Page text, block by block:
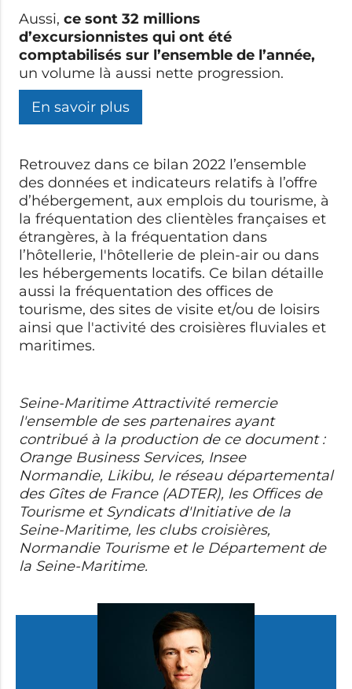
Aussi, ce sont 32 millions
d’excursionnistes qui ont été
comptabilisés sur l’ensemble de l’année,
un volume là aussi nette progression.
En savoir plus
Retrouvez dans ce bilan 2022 l’ensemble
des données et indicateurs relatifs à l’offre
d’hébergement, aux emplois du tourisme, à
la fréquentation des clientèles françaises et
étrangères, à la fréquentation dans
l’hôtellerie, l'hôtellerie de plein-air ou dans
les hébergements locatifs. Ce bilan détaille
aussi la fréquentation des offices de
tourisme, des sites de visite et/ou de loisirs
ainsi que l'activité des croisières fluviales et
maritimes.
Seine-Maritime Attractivité remercie
l'ensemble de ses partenaires ayant
contribué à la production de ce document :
Orange Business Services, Insee
Normandie, Likibu, le réseau départemental
des Gîtes de France (ADTER), les Offices de
Tourisme et Syndicats d'Initiative de la
Seine-Maritime, les clubs croisières,
Normandie Tourisme et le Département de
la Seine-Maritime.